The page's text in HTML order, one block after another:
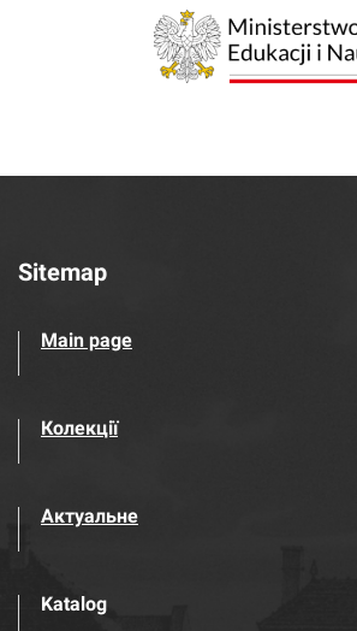
Sitemap
Main page
Колекції
Актуальне
Katalog